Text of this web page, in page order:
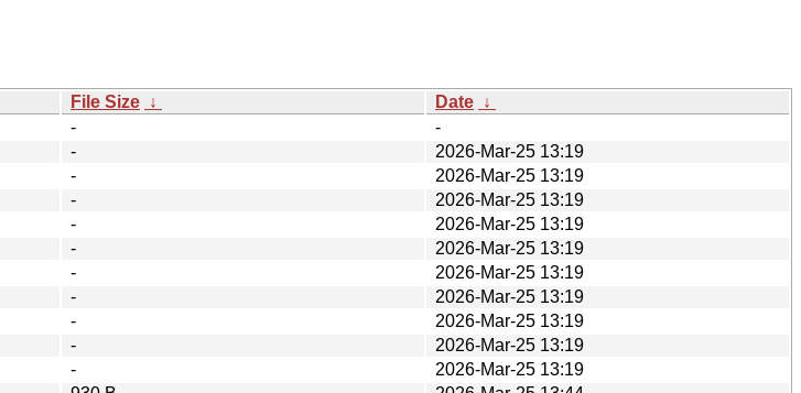
File Size ↓ Date ↓
-
-
-
2026-Mar-25 13:19
-
2026-Mar-25 13:19
-
2026-Mar-25 13:19
-
2026-Mar-25 13:19
-
2026-Mar-25 13:19
-
2026-Mar-25 13:19
-
2026-Mar-25 13:19
-
2026-Mar-25 13:19
-
2026-Mar-25 13:19
-
2026-Mar-25 13:19